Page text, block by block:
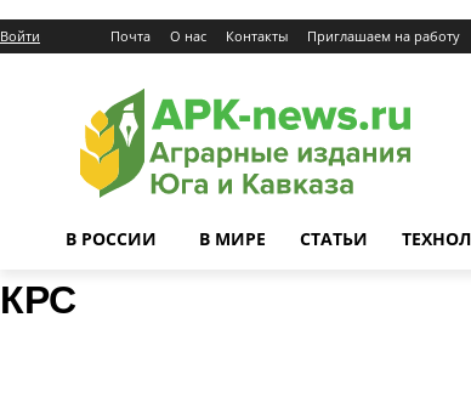
Войти Почта О нас Контакты Приглашаем на работу
В РОССИИ В МИРЕ СТАТЬИ
КРС